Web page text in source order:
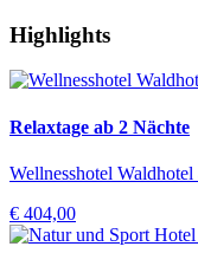
Highlights
Relaxtage ab 2 Nächte
Wellnesshotel
€ 404,00